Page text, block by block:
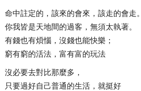
命中註定的，該來的會來，該走的會走。
你我皆是天地間的過客，無須太執著。
有錢也有煩惱，沒錢也能快樂；
窮有窮的活法，富有富的玩法
沒必要去對比那麼多，
只要過好自己普通的生活，就挺好